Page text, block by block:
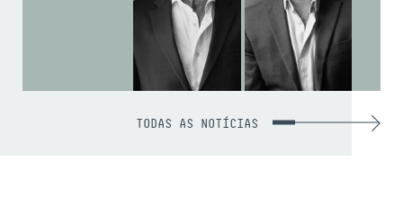
TODAS AS NOTÍCIAS